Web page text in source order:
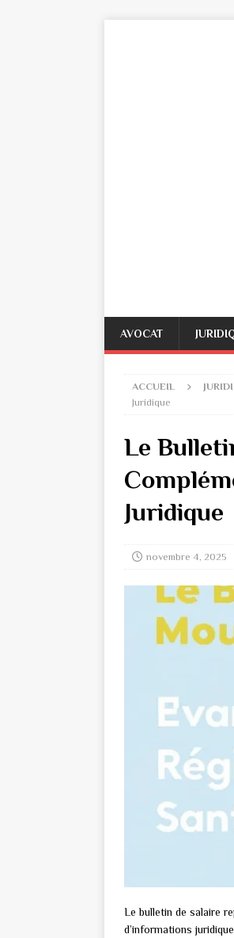
AVOCAT
ACCUEIL
Juridique
Le
Juridique
novembre 4, 2025
Le bulletin de salaire
d’informations